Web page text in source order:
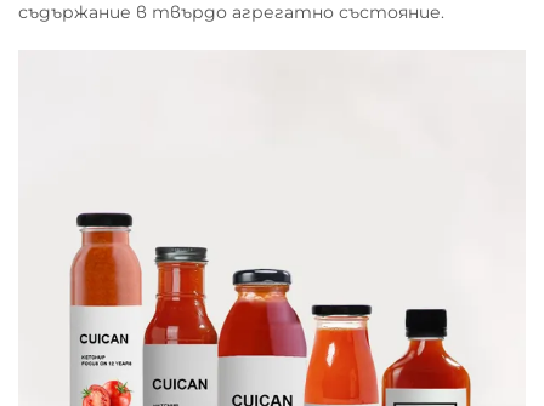
съдържание в твърдо агрегатно състояние.